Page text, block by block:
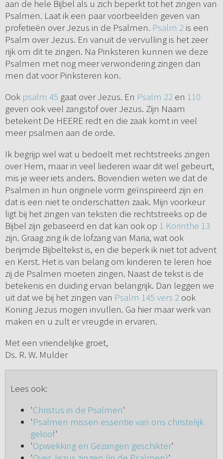
aan de hele Bijbel als u zich beperkt tot het zingen van
Psalmen. Laat ik een paar voorbeelden geven van
profetieën over Jezus in de Psalmen. Psalm 2is een
Psalm over Jezus. En vanuit de vervulling is het zeer
rijk om dit te zingen. Na Pinksteren kunnen we deze
Psalmen met nog meer verwondering zingen dan
men dat voor Pinksteren kon.
Ook psalm 45 gaat over Jezus. En Psalm 22en 110
geven ook veel zangstof over Jezus. Zijn Naam
betekent De HEERE redt en die zaak komt in veel
meer psalmen aan de orde.
Ik begrijp wel wat u bedoelt met rechtstreeks zingen
over Hem, maar in veel liederen waar dit wel gebeurt,
mis je weer iets anders. Bovendien weten we dat de
Psalmen in hun originele vorm geïnspireerd zijn en
dat is een niet te onderschatten zaak. Mijn voorkeur
ligt bij het zingen van teksten die rechtstreeks op de
Bijbel zijn gebaseerd en dat kan ook op 1 Korinthe 13
zijn. Graag zing ik de lofzang van Maria, wat ook
berijmde Bijbeltekst is, en die beperk ik niet tot advent
en Kerst. Het is van belang om kinderen te leren hoe
zij de Psalmen moeten zingen. Naast de tekst is de
betekenis en duiding ervan belangrijk. Dan leggen we
uit dat we bij het zingen van Psalm 145 vers 2ook
Koning Jezus mogen invullen. Ga hier maar werk van
maken en u zult er vreugde in ervaren.
Met een vriendelijke groet,
Ds. R. W. Mulder
Lees ook:
'Christus in de Psalmen'
'Psalmen missen essentie van ons christelijk
geloof'
'Opwekking en Gezangen geschikter'